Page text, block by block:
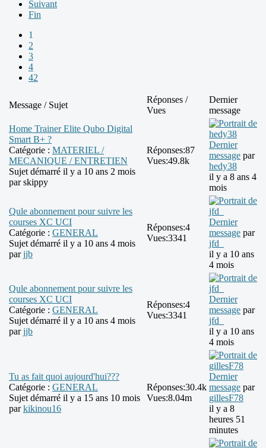
Suivant
Fin
1
2
3
4
42
Message / Sujet
Réponses /
Vues
Dernier
message
Home Trainer Elite Qubo Digital
Smart B+ ?
Catégorie : MATERIEL /
MECANIQUE / ENTRETIEN
Sujet démarré il y a 10 ans 2 mois
parskippy
Réponses:87
Vues:49.8k
Dernier
message par
hedy38
il y a 8 ans 4
mois
Qule abonnement pour suivre les
courses XC UCI
Catégorie : GENERAL
Sujet démarré il y a 10 ans 4 mois
parjjb
Réponses:4
Vues:3341
Dernier
message par
jfd_
il y a 10 ans
4 mois
Qule abonnement pour suivre les
courses XC UCI
Catégorie : GENERAL
Sujet démarré il y a 10 ans 4 mois
parjjb
Réponses:4
Vues:3341
Dernier
message par
jfd_
il y a 10 ans
4 mois
Tu as fait quoi aujourd'hui???
Catégorie : GENERAL
Sujet démarré il y a 15 ans 10 mois
parkikinou16
Réponses:30.4k
Vues:8.04m
Dernier
message par
gillesF78
il y a 8
heures 51
minutes